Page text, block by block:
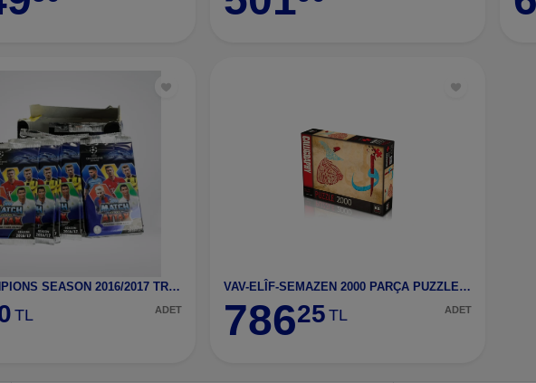
UEFA CHANPIONS SEASON 2016/2017 TRADING CARD GAM
TL ADET
VAV-ELÎF-SEMAZEN 2000 PARÇA PUZZLE (22503)
78625 TL ADET